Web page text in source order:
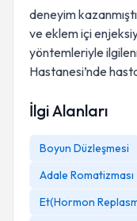
deneyim
ve eklem içi
yöntemleriyle
Hastanesi’nde
İlgi Alanları
Boyun Düzleşmesi
Adale Romatizması
Et(Hormon